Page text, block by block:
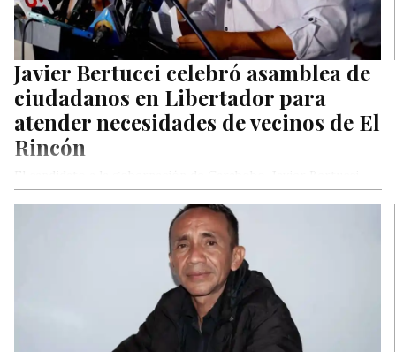
Javier Bertucci celebró asamblea de
ciudadanos en Libertador para
atender necesidades de vecinos de El
Rincón
visitó el sector El Rincón de la parroquia Independencia del